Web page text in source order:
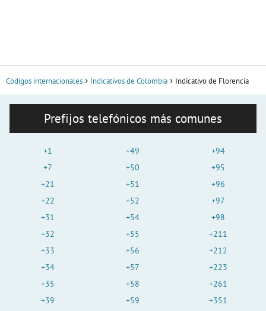
Códigos internacionales Indicativos de Colombia Indicativo de Florencia
Prefijos telefónicos más comunes
+1
+7
+21
+22
+31
+32
+33
+34
+35
+39
+49
+50
+51
+52
+54
+55
+56
+57
+58
+59
+94
+95
+96
+97
+98
+211
+212
+223
+261
+351